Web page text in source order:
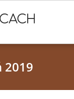
2019